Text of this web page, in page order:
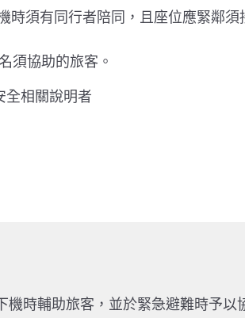
時須有同行者陪同，且座位應緊鄰
須協助的旅客。
全相關說明者
時輔助旅客，並於緊急避難時予以